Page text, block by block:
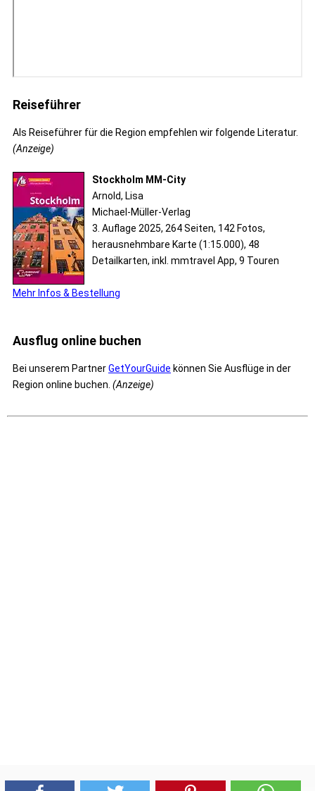
Reiseführer
Als Reiseführer für die Region empfehlen wir folgende Literatur.
(Anzeige)
Stockholm MM-City
Arnold, Lisa
Michael-Müller-Verlag
3. Auflage 2025, 264 Seiten, 142 Fotos,
herausnehmbare Karte (1:15.000), 48
Detailkarten, inkl. mmtravel App, 9 Touren
Mehr Infos & Bestellung
Ausflug online buchen
Bei unserem PartnerGetYourGuide können Sie Ausflüge in der
Region online buchen. (Anzeige)